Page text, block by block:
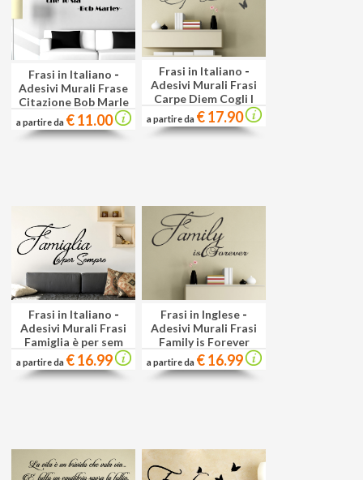
Frasi in Italiano -
Adesivi Murali Frase
Citazione Bob Marle
a partire da € 11.00
Frasi in Italiano -
Adesivi Murali Frasi
Carpe Diem Cogli l
a partire da € 17.90
Frasi in Italiano -
Adesivi Murali Frasi
Famiglia è per sem
a partire da € 16.99
Frasi in Inglese -
Adesivi Murali Frasi
Family is Forever
a partire da € 16.99